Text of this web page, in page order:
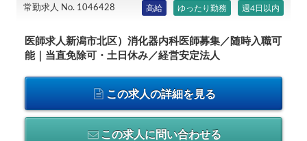
常勤求人 No. 1046428 高給 ゆったり勤務 週4日以内
医師求人新潟市北区）消化器内科医師募集／随時入職可
能｜当直免除可・土日休み／経営安定法人
この求人の詳細を見る
この求人に問い合わせる